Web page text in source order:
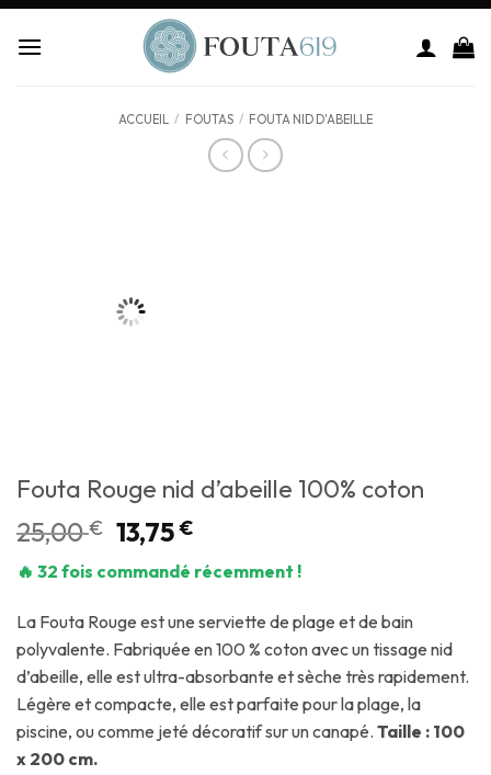
ACCUEIL / FOUTAS / FOUTA NID D'ABEILLE
Fouta Rouge nid d’abeille 100% coton
25,00€ 13,75€
🔥 32 fois commandé récemment !
La Fouta Rouge est une serviette de plage et de bain
polyvalente. Fabriquée en 100 % coton avec un tissage nid
d’abeille, elle est ultra-absorbante et sèche très rapidement.
Légère et compacte, elle est parfaite pour la plage, la
piscine, ou comme jeté décoratif sur un canapé. Taille : 100
x 200 cm.